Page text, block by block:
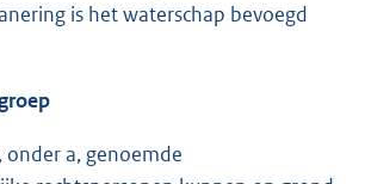
is het waterschap bevoegd
onder a, genoemde